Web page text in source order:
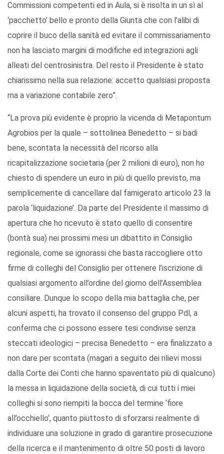
Commissioni competenti ed in Aula, si è risolta in un sì al
‘pacchetto’ bello e pronto della Giunta che con l’alibi di
coprire il buco della sanità ed evitare il commissariamento
non ha lasciato margini di modifiche ed integrazioni agli
alleati del centrosinistra. Del resto il Presidente è stato
chiarissimo nella sua relazione: accetto qualsiasi proposta
ma a variazione contabile zero”.
“La prova più evidente è proprio la vicenda di Metapontum
Agrobios per la quale – sottolinea Benedetto – si badi
bene, scontata la necessità del ricorso alla
ricapitalizzazione societaria (per 2 milioni di euro), non ho
chiesto di spendere un euro in più di quello previsto, ma
semplicemente di cancellare dal famigerato articolo 23 la
parola ‘liquidazione’. Da parte del Presidente il massimo di
apertura che ho ricevuto è stato quello di consentire
(bontà sua) nei prossimi mesi un dibattito in Consiglio
regionale, come se ignorassi che basta raccogliere otto
firme di colleghi del Consiglio per ottenere l’iscrizione di
qualsiasi argomento all’ordine del giorno dell’Assemblea
consiliare. Dunque lo scopo della mia battaglia che, per
alcuni aspetti, ha trovato il consenso del gruppo Pdl, a
conferma che ci possono essere tesi condivise senza
steccati ideologici – precisa Benedetto – era finalizzato a
non dare per scontata (magari a seguito dei rilievi mossi
dalla Corte dei Conti che hanno spaventato più di qualcuno)
la messa in liquidazione della società, di cui tutti i miei
colleghi si sono riempiti la bocca del termine ‘fiore
all’occhiello’, quanto piuttosto di sforzarsi realmente di
individuare una soluzione in grado di garantire prosecuzione
della ricerca e il mantenimento di oltre 50 posti di lavoro